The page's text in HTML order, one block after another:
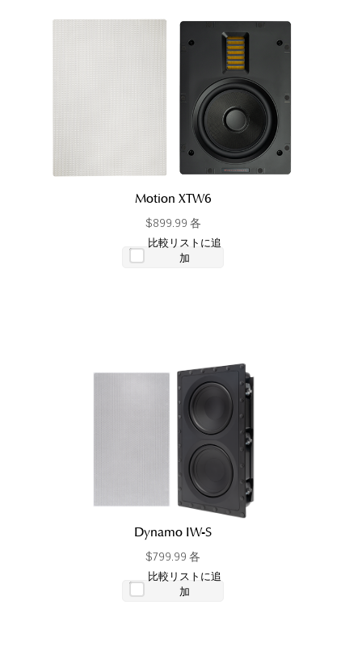
Motion XTW6
$899.99 各
比較リストに追
加
Dynamo IW-S
$799.99 各
比較リストに追
加